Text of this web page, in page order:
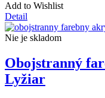
Add to Wishlist
Detail
Nie je skladom
Obojstranný
Lyžiar